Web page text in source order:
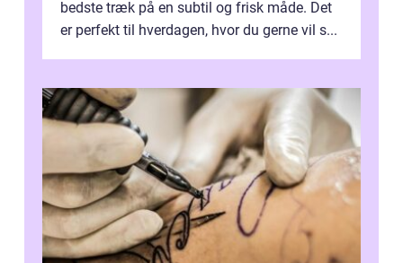
bedste træk på en subtil og frisk måde. Det
er perfekt til hverdagen, hvor du gerne vil s...